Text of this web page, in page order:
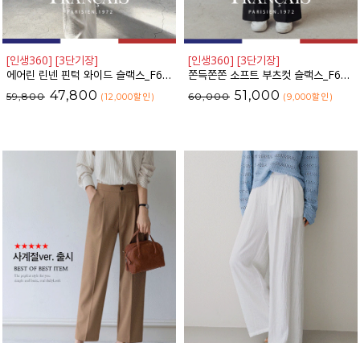
[인생360] [3단기장]
에어린 린넨 핀턱 와이드 슬랙스_F6S426SL
59,800 47,800 (12,000할인 )
[인생360] [3단기장]
쫀득쫀쫀 소프트 부츠컷 슬랙스_F6S160SL
60,000 51,000 (9,000할인 )